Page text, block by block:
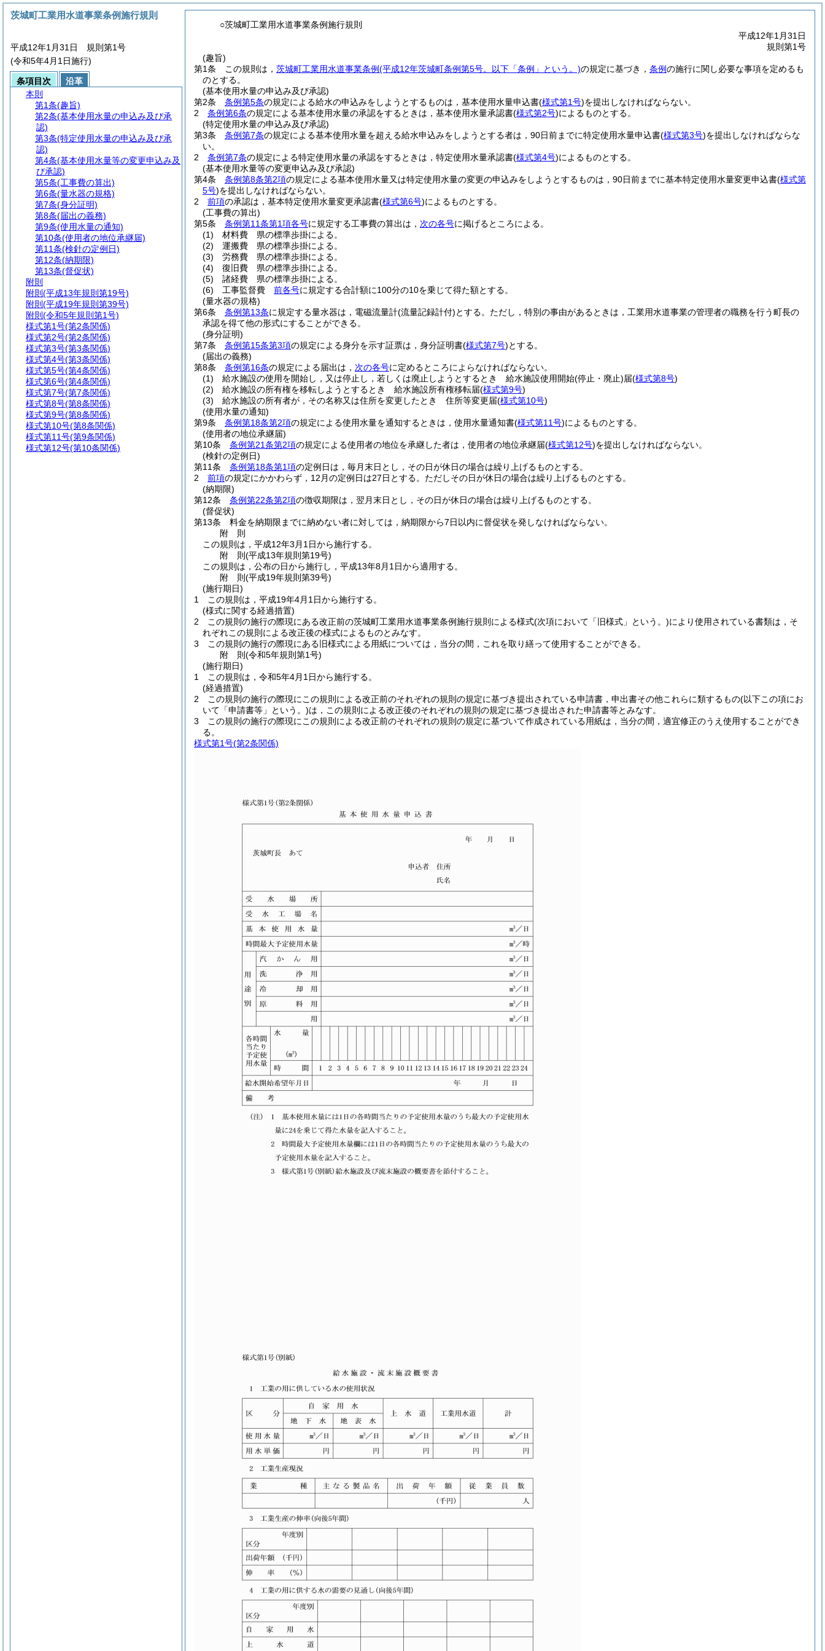
○茨城町工業用水道事業条例施行規則
平成12年1月31日
規則第1号
(趣旨)
第1条
この規則は， 茨城町工業用水道事業条例(平成12年茨城町条例第5号。以下「条例」という。)の規定に基づき， 条例の施行に関し必要な事項を定めるも
のとする。
(基本使用水量の申込み及び承認)
第2条
条例第5条の規定による給水の申込みをしようとするものは，基本使用水量申込書(様式第1号)を提出しなければならない。
2
条例第6条の規定による基本使用水量の承認をするときは，基本使用水量承認書(様式第2号)によるものとする。
(特定使用水量の申込み及び承認)
第3条
条例第7条の規定による基本使用水量を超える給水申込みをしようとする者は，90日前までに特定使用水量申込書(様式第3号)を提出しなければならな
い。
2
条例第7条の規定による特定使用水量の承認をするときは，特定使用水量承認書(様式第4号)によるものとする。
(基本使用水量等の変更申込み及び承認)
第4条
条例第8条第2項の規定による基本使用水量又は特定使用水量の変更の申込みをしようとするものは，90日前までに基本特定使用水量変更申込書(様式第
5号)を提出しなければならない。
2
前項の承認は，基本特定使用水量変更承認書(様式第6号)によるものとする。
(工事費の算出)
第5条
条例第11条第1項各号に規定する工事費の算出は， 次の各号に掲げるところによる。
(1)
材料費 県の標準歩掛による。
(2)
運搬費 県の標準歩掛による。
(3)
労務費 県の標準歩掛による。
(4)
復旧費 県の標準歩掛による。
(5)
諸経費 県の標準歩掛による。
(6)
工事監督費 前各号に規定する合計額に100分の10を乗じて得た額とする。
(量水器の規格)
第6条
条例第13条に規定する量水器は，電磁流量計(流量記録計付)とする。 ただし，特別の事由があるときは，工業用水道事業の管理者の職務を行う町長の
承認を得て他の形式にすることができる。
(身分証明)
第7条
条例第15条第3項の規定による身分を示す証票は，身分証明書(様式第7号)とする。
(届出の義務)
第8条
条例第16条の規定による届出は， 次の各号に定めるところによらなければならない。
(1)
給水施設の使用を開始し，又は停止し，若しくは廃止しようとするとき 給水施設使用開始(停止・廃止)届(様式第8号)
(2)
給水施設の所有権を移転しようとするとき 給水施設所有権移転届(様式第9号)
(3)
給水施設の所有者が，その名称又は住所を変更したとき 住所等変更届(様式第10号)
(使用水量の通知)
第9条
条例第18条第2項の規定による使用水量を通知するときは，使用水量通知書(様式第11号)によるものとする。
(使用者の地位承継届)
第10条
条例第21条第2項の規定による使用者の地位を承継した者は，使用者の地位承継届(様式第12号)を提出しなければならない。
(検針の定例日)
第11条
条例第18条第1項の定例日は，毎月末日とし，その日が休日の場合は繰り上げるものとする。
2
前項の規定にかかわらず，12月の定例日は27日とする。 ただしその日が休日の場合は繰り上げるものとする。
(納期限)
第12条
条例第22条第2項の徴収期限は，翌月末日とし，その日が休日の場合は繰り上げるものとする。
(督促状)
第13条
料金を納期限までに納めない者に対しては，納期限から7日以内に督促状を発しなければならない。
附 則
この規則は，平成12年3月1日から施行する。
附 則(平成13年規則第19号)
この規則は，公布の日から施行し，平成13年8月1日から適用する。
附 則(平成19年規則第39号)
(施行期日)
1
この規則は，平成19年4月1日から施行する。
(様式に関する経過措置)
2
この規則の施行の際現にある改正前の茨城町工業用水道事業条例施行規則による様式(次項において「旧様式」という。)により使用されている書類は，そ
れぞれこの規則による改正後の様式によるものとみなす。
3
この規則の施行の際現にある旧様式による用紙については，当分の間，これを取り繕って使用することができる。
附 則(令和5年規則第1号)
(施行期日)
1
この規則は，令和5年4月1日から施行する。
(経過措置)
2
この規則の施行の際現にこの規則による改正前のそれぞれの規則の規定に基づき提出されている申請書，申出書その他これらに類するもの(以下この項にお
いて「申請書等」という。)は，この規則による改正後のそれぞれの規則の規定に基づき提出された申請書等とみなす。
3
この規則の施行の際現にこの規則による改正前のそれぞれの規則の規定に基づいて作成されている用紙は，当分の間，適宜修正のうえ使用することができ
る。
様式第1号(第2条関係)
茨城町工業用水道事業条例施行規則
平成12年1月31日 規則第1号
(令和5年4月1日施行)
条項目次
沿革
本則
第1条(趣旨)
第2条(基本使用水量の申込み及び承
認)
第3条(特定使用水量の申込み及び承
認)
第4条(基本使用水量等の変更申込み及
び承認)
第5条(工事費の算出)
第6条(量水器の規格)
第7条(身分証明)
第8条(届出の義務)
第9条(使用水量の通知)
第10条(使用者の地位承継届)
第11条(検針の定例日)
第12条(納期限)
第13条(督促状)
附則
附則 (平成13年規則第19号)
附則 (平成19年規則第39号)
附則 (令和5年規則第1号)
様式第1号(第2条関係)
様式第2号(第2条関係)
様式第3号(第3条関係)
様式第4号(第3条関係)
様式第5号(第4条関係)
様式第6号(第4条関係)
様式第7号(第7条関係)
様式第8号(第8条関係)
様式第9号(第8条関係)
様式第10号(第8条関係)
様式第11号(第9条関係)
様式第12号(第10条関係)